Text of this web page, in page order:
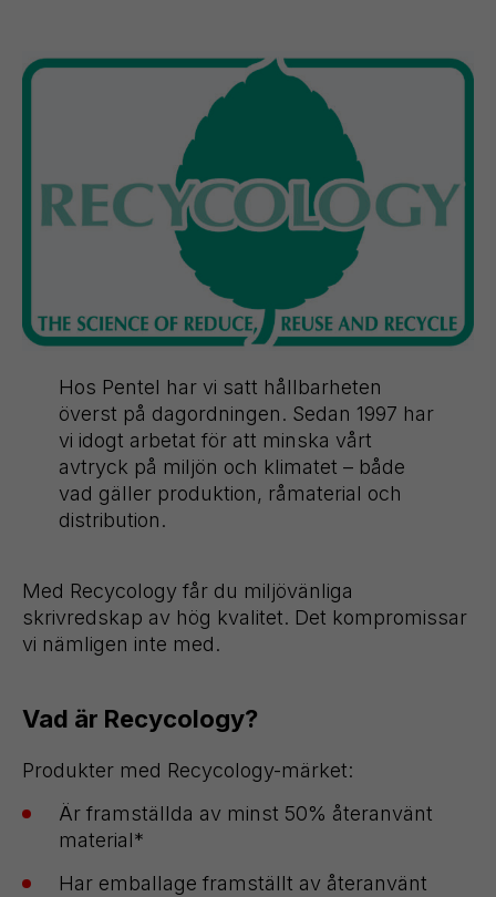
Hos Pentel har vi satt hållbarheten
överst på dagordningen. Sedan 1997 har
vi idogt arbetat för att minska vårt
avtryck på miljön och klimatet – både
vad gäller produktion, råmaterial och
distribution.
Med Recycology får du miljövänliga
skrivredskap av hög kvalitet. Det kompromissar
vi nämligen inte med.
Vad är Recycology?
Produkter med Recycology-märket:
Är framställda av minst 50% återanvänt
material*
Har emballage framställt av återanvänt